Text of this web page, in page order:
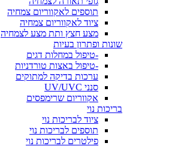
תוספים לאקווריום צמחיה
ציוד לאקווריום צמחיה
מצע חצץ ותת מצע לצמחיה
שונות ופתרון בעיות
-טיפול במחלות דגים
-טיפול באצות טורדניות
ערכות בדיקה למתוקים
סנני UV/UVC
אקווריום שרימפסים
בריכות נוי
ציוד לבריכות נוי
תוספים לבריכות נוי
פילטרים לבריכות נוי